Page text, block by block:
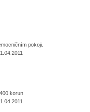
pokoji.
korun.